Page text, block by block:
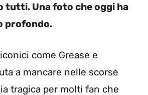
tutti. Una foto che oggi ha
profondo.
come Grease e
a mancare nelle scorse
tragica per molti fan che